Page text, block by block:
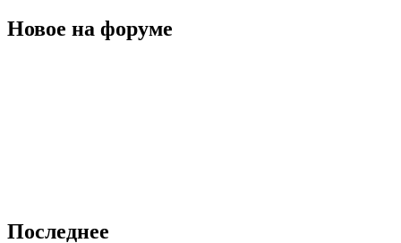
Новое на форуме
Последнее